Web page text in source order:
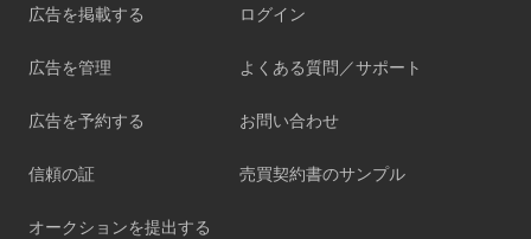
広告を掲載する
広告を管理
広告を予約する
信頼の証
オークションを提出する
ログイン
よくある質問／サポート
お問い合わせ
売買契約書のサンプル